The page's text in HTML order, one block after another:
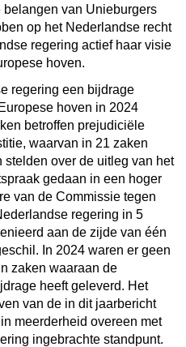
van Unieburgers
op het Nederlandse recht
regering actief haar visie
hoven.
regering een bijdrage
hoven in 2024
betroffen prejudiciële
waarvan in 21 zaken
stelden over de uitleg van het
gedaan in een hoger
van de Commissie tegen
regering in 5
aan de zijde van één
In 2024 waren er geen
zaken waaraan de
heeft geleverd. Het
van de in dit jaarbericht
meerderheid overeen met
ingebrachte standpunt.